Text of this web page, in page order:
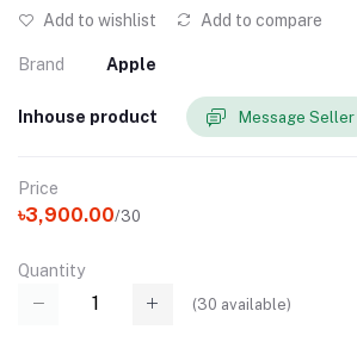
Add to wishlist Add to compare
Brand Apple
Inhouse product Message Seller
Price
৳3,900.00/30
Quantity
(30 available)